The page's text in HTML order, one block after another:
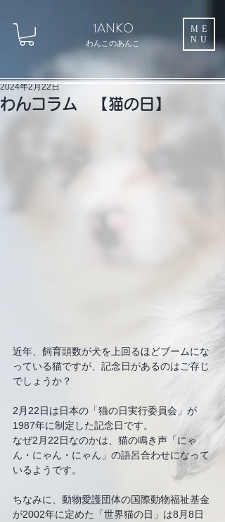
1ANKO
わんこのあんこ
ME
NU
わんコラム 【猫の日】
2024年2月22日
近年、飼育頭数が犬を上回るほどブームにな
っている猫ですが、記念日があるのはご存じ
でしょうか？
2月22日は日本の「猫の日実行委員会」が
1987年に制定した記念日です。
なぜ2月22日なのかは、猫の鳴き声「にゃ
ん・にゃん・にゃん」の語呂合わせになって
いるようです。
ちなみに、動物愛護団体の国際動物福祉基金
が2002年に定めた「世界猫の日」は8月8日